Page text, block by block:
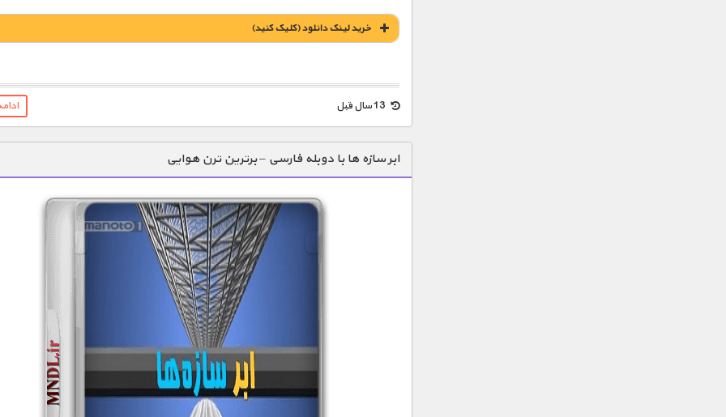
خريد لينک دانلود (کليک کنيد)
1900 تومان – خريد لينک دانلود (افزودن به سبد خريد)
13 سال قبل
ابر سازه ها با دوبله فارسی – برترین ترن هوایی